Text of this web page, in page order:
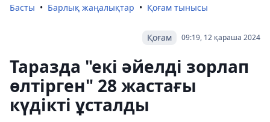
Басты Барлық жаңалықтар Қоғам тынысы
09:19, 12 қараша 2024
Қоғам
Таразда "екі әйелді зорлап
өлтірген" 28 жастағы
күдікті ұсталды